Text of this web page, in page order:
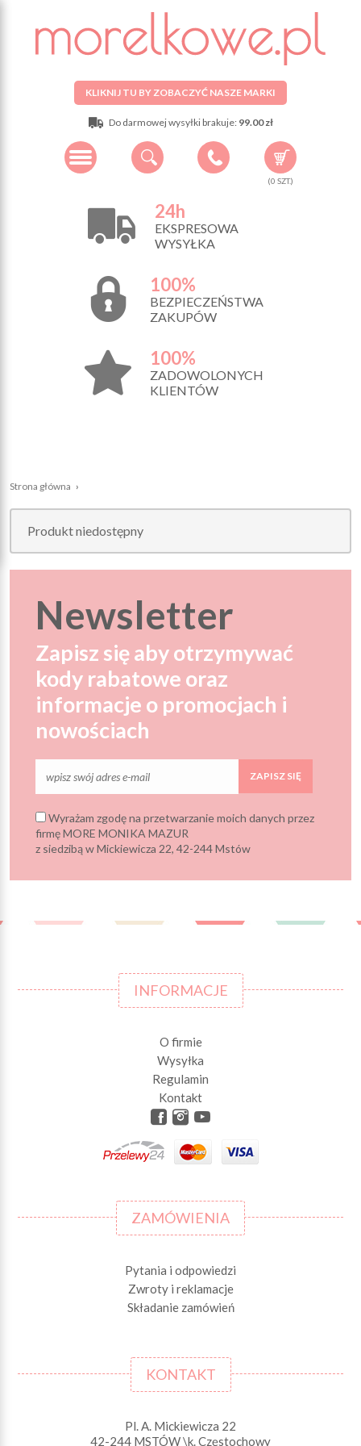
KLIKNIJ TU BY ZOBACZYĆ NASZE MARKI
Do darmowej wysyłki brakuje: 99.00 zł
(0 SZT.)
24h
EKSPRESOWA
WYSYŁKA
100%
BEZPIECZEŃSTWA
ZAKUPÓW
100%
ZADOWOLONYCH
KLIENTÓW
Strona główna ›
Produkt niedostępny
Newsletter
Zapisz się aby otrzymywać
kody rabatowe oraz
informacje o promocjach i
nowościach
ZAPISZ SIĘ
Wyrażam zgodę na przetwarzanie moich danych przez
firmę MORE MONIKA MAZUR
z siedzibą w Mickiewicza 22, 42-244 Mstów
INFORMACJE
O firmie
Wysyłka
Regulamin
Kontakt
ZAMÓWIENIA
Pytania i odpowiedzi
Zwroty i reklamacje
Składanie zamówień
KONTAKT
Pl. A. Mickiewicza 22
42-244 MSTÓW \k. Częstochowy